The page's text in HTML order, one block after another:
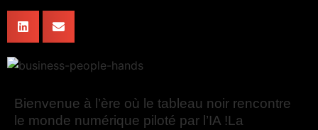
Bienvenue à l’ère où le tableau noir rencontre
le monde numérique piloté par l’IA !La